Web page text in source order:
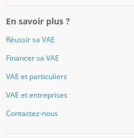
En savoir plus ?
Réussir sa VAE
Financer sa VAE
VAE et particuliers
VAE et entreprises
Contactez-nous